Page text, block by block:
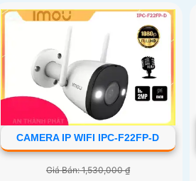
CAMERA IP WIFI IPC-F22FP-D
Giá Bán: 1,530,000 ₫